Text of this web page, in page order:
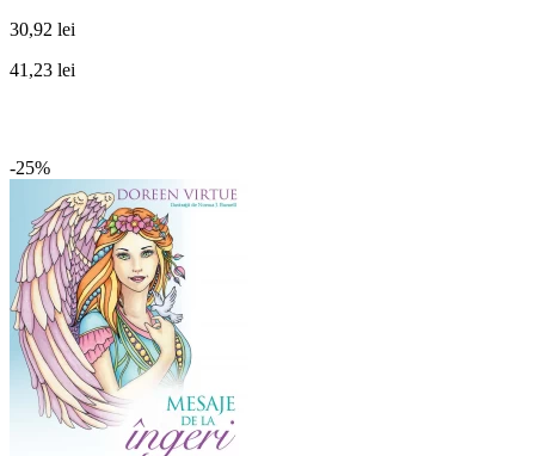
30,92 lei
41,23 lei
-25%